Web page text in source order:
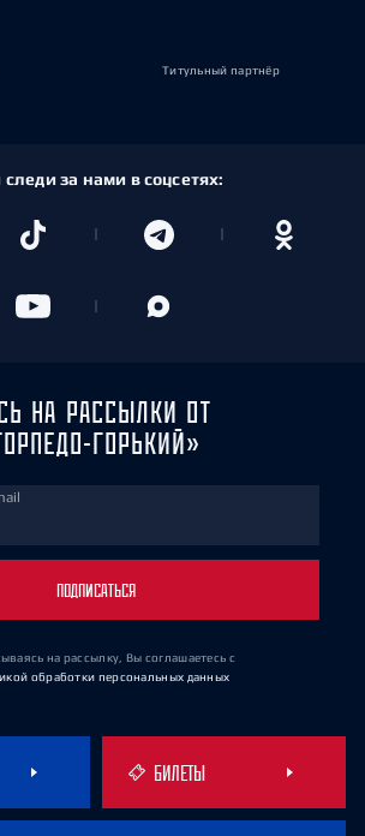
Титульный партнёр
за нами в соцсетях:
НА РАССЫЛКИ ОТ
ГОРЬКИЙ»
ПОДПИСАТЬСЯ
на рассылку, Вы соглашаетесь с
обработки персональных данных
БИЛЕТЫ